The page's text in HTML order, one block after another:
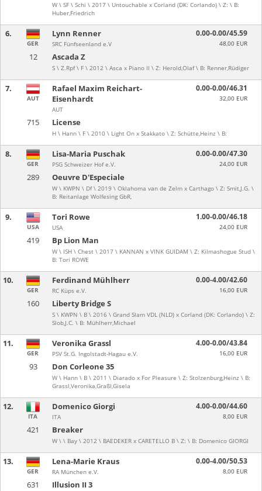
W \ SF \ Schi \ 2017 \ Untouchable x Corland (DK: Corlando) \ Z: \ B:
Huber,Friedrich
6.
12 Ascada Z
S \ Z.Rpf \ F \ 2012 \ Asca x Piano II \ Z: Herold,Olaf \ B: Renner,Rüdiger
GER
Lynn Renner
SRC Fünfseenland e.V
0.00-0.00/45.59
48,00 EUR
7.
715 License
H \ Hann \ F \ 2010 \ Light On x Stakkato \ Z: Schütte,Heinz \ B:
AUT
Rafael Maxim Reichart-
Eisenhardt
AUT
0.00-0.00/46.31
32,00 EUR
8.
289 Oeuvre D'Especiale
W \ KWPN \ Df \ 2019 \ Oklahoma van de Zelm x Carthago \ Z: Smit,J.G. \
B: Reitanlage Wolfesing GbR,
GER
Lisa-Maria Puschak
PSG Schweizer Hof e.V.
0.00-0.00/47.30
24,00 EUR
9.
419 Bp Lion Man
W \ ISH \ Chest \ 2017 \ KANNAN x VINK GUIDAM \ Z: Kilmashogue Stud \
B: Tori ROWE
USA
Tori Rowe
USA
1.00-0.00/46.18
24,00 EUR
10.
160 Liberty Bridge S
S \ KWPN \ B \ 2016 \ Grand Slam VDL (NLD) x Corland (DK: Corlando) \ Z:
Slob,J.C. \ B: Mühlherr,Michael
GER
Ferdinand Mühlherr
RC Küps e.V.
0.00-4.00/42.60
16,00 EUR
11.
93 Don Corleone 35
W \ Hann \ B \ 2011 \ Diarado x For Pleasure \ Z: Stolzenburg,Heinz \ B:
Grassl,Veronika,Graßl,Gisela
GER
Veronika Grassl
PSV St.G. Ingolstadt-Hagau e.V.
4.00-0.00/43.84
16,00 EUR
12.
421 Breaker
W \ \ Bay \ 2012 \ BAEDEKER x CARETELLO B \ Z: \ B: Domenico GIORGI
ITA
Domenico Giorgi
ITA
4.00-0.00/44.60
8,00 EUR
13.
631 Illusion II 3
GER
Lena-Marie Kraus
RA München e.V.
0.00-4.00/50.53
8,00 EUR